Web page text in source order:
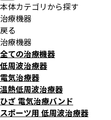
本体カテゴリから探す
治療機器
戻る
治療機器
全ての治療機器
低周波治療器
電気治療器
温熱低周波治療器
ひざ 電気治療バンド
スポーツ用 低周波治療器